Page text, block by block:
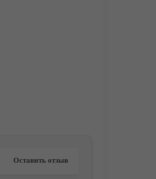
Оставить отзыв